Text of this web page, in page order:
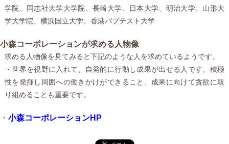
学院、同志社大学大学院、長崎大学、日本大学、明治大学、山形大
学大学院、横浜国立大学、香港バプテスト大学
小森コーポレーションが求める人物像
求める人物像を見てみると下記のような人を求めているようです。
・世界を視野に入れて、自発的に行動し成果が出せる人です。積極
性を発揮し周囲への働きかけができること、成果に向けて貪欲に取
り組めることも重要です。
・ 小森コーポレーションHP